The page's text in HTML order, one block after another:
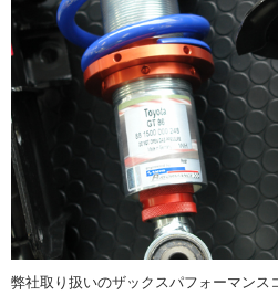
弊社取り扱いのザックスパフォーマンス